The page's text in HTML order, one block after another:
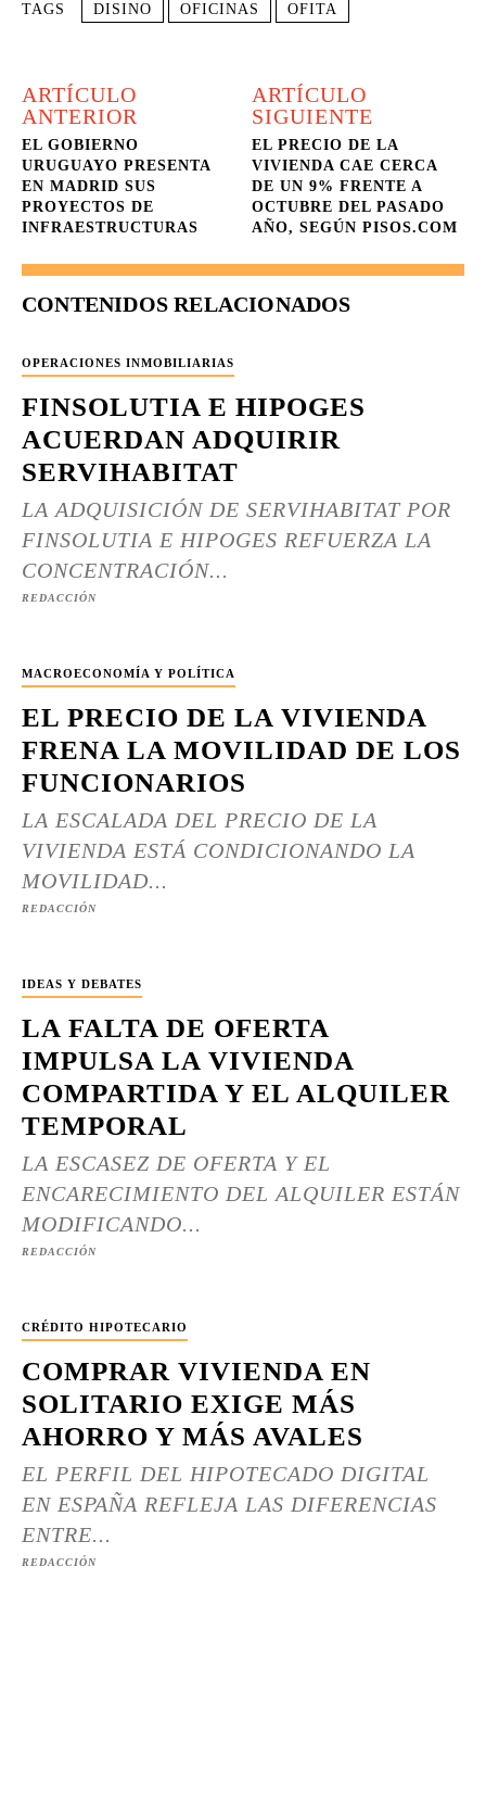
TAGS DISINO OFICINAS OFITA
ARTÍCULO
ANTERIOR
EL GOBIERNO
URUGUAYO PRESENTA
EN MADRID SUS
PROYECTOS DE
INFRAESTRUCTURAS
ARTÍCULO
SIGUIENTE
EL PRECIO DE LA
VIVIENDA CAE CERCA
DE UN 9% FRENTE A
OCTUBRE DEL PASADO
AÑO, SEGÚN PISOS.COM
CONTENIDOS RELACIONADOS
OPERACIONES INMOBILIARIAS
FINSOLUTIA E HIPOGES
ACUERDAN ADQUIRIR
SERVIHABITAT
LA ADQUISICIÓN DE SERVIHABITAT POR
FINSOLUTIA E HIPOGES REFUERZA LA
CONCENTRACIÓN...
REDACCIÓN
MACROECONOMÍA Y POLÍTICA
EL PRECIO DE LA VIVIENDA
FRENA LA MOVILIDAD DE LOS
FUNCIONARIOS
LA ESCALADA DEL PRECIO DE LA
VIVIENDA ESTÁ CONDICIONANDO LA
MOVILIDAD...
REDACCIÓN
IDEAS Y DEBATES
LA FALTA DE OFERTA
IMPULSA LA VIVIENDA
COMPARTIDA Y EL ALQUILER
TEMPORAL
LA ESCASEZ DE OFERTA Y EL
ENCARECIMIENTO DEL ALQUILER ESTÁN
MODIFICANDO...
REDACCIÓN
CRÉDITO HIPOTECARIO
COMPRAR VIVIENDA EN
SOLITARIO EXIGE MÁS
AHORRO Y MÁS AVALES
EL PERFIL DEL HIPOTECADO DIGITAL
EN ESPAÑA REFLEJA LAS DIFERENCIAS
ENTRE...
REDACCIÓN